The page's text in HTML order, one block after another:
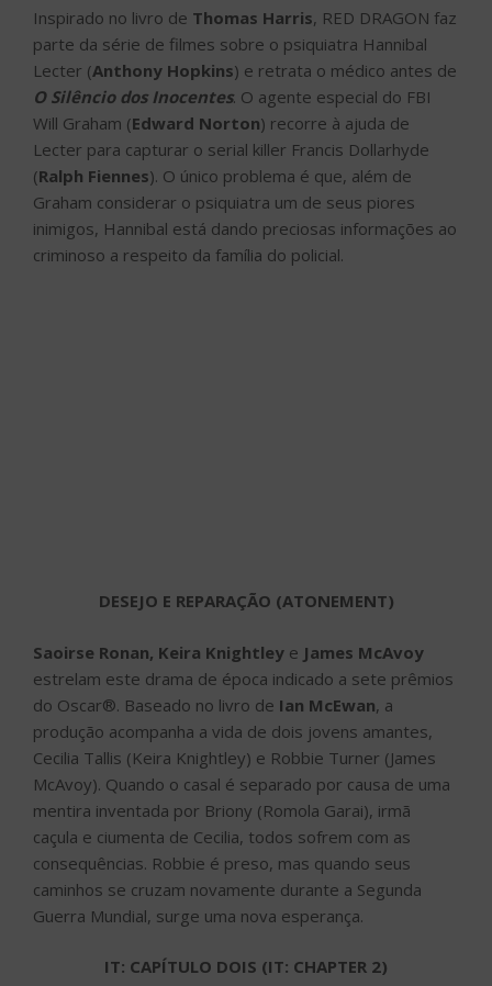
Inspirado no livro de Thomas Harris, RED DRAGON faz
parte da série de filmes sobre o psiquiatra Hannibal
Lecter (Anthony Hopkins) e retrata o médico antes de
O Silêncio dos Inocentes. O agente especial do FBI
Will Graham (Edward Norton) recorre à ajuda de
Lecter para capturar o serial killer Francis Dollarhyde
(Ralph Fiennes). O único problema é que, além de
Graham considerar o psiquiatra um de seus piores
inimigos, Hannibal está dando preciosas informações ao
criminoso a respeito da família do policial.
DESEJO E REPARAÇÃO (ATONEMENT)
Saoirse Ronan, Keira Knightley e James McAvoy
estrelam este drama de época indicado a sete prêmios
do Oscar®. Baseado no livro de Ian McEwan, a
produção acompanha a vida de dois jovens amantes,
Cecilia Tallis (Keira Knightley) e Robbie Turner (James
McAvoy). Quando o casal é separado por causa de uma
mentira inventada por Briony (Romola Garai), irmã
caçula e ciumenta de Cecilia, todos sofrem com as
consequências. Robbie é preso, mas quando seus
caminhos se cruzam novamente durante a Segunda
Guerra Mundial, surge uma nova esperança.
IT: CAPÍTULO DOIS (IT: CHAPTER 2)